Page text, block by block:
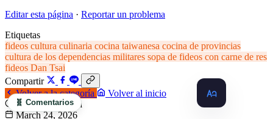
Editar esta página · Reportar un problema
Etiquetas
fideos cultura culinaria cocina taiwanesa cocina de provincias
cultura de los dependencias militares sopa de fideos con carne de res
fideos Dan Tsai
Compartir
Volver a la categoría
Volver al inicio
15 min de lectura
March 24, 2026
🧬 Comentarios